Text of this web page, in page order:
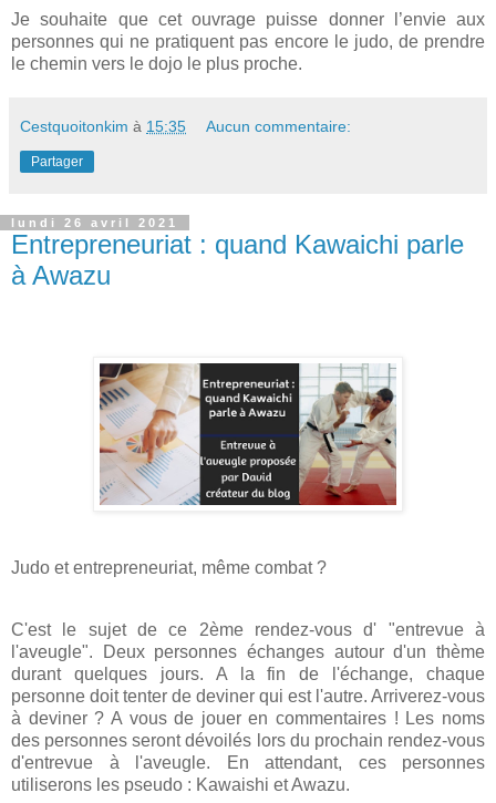
Je souhaite que cet ouvrage puisse donner l’envie aux
personnes qui ne pratiquent pas encore le judo, de prendre
le chemin vers le dojo le plus proche.
Cestquoitonkim à 15:35 Aucun commentaire:
Partager
lundi 26 avril 2021
Entrepreneuriat : quand Kawaichi parle
à Awazu
Judo et entrepreneuriat, même combat ?
C'est le sujet de ce 2ème rendez-vous d' "entrevue à
l'aveugle". Deux personnes échanges autour d'un thème
durant quelques jours. A la fin de l'échange, chaque
personne doit tenter de deviner qui est l'autre. Arriverez-vous
à deviner ? A vous de jouer en commentaires ! Les noms
des personnes seront dévoilés lors du prochain rendez-vous
d'entrevue à l'aveugle. En attendant, ces personnes
utiliserons les pseudo : Kawaishi et Awazu.